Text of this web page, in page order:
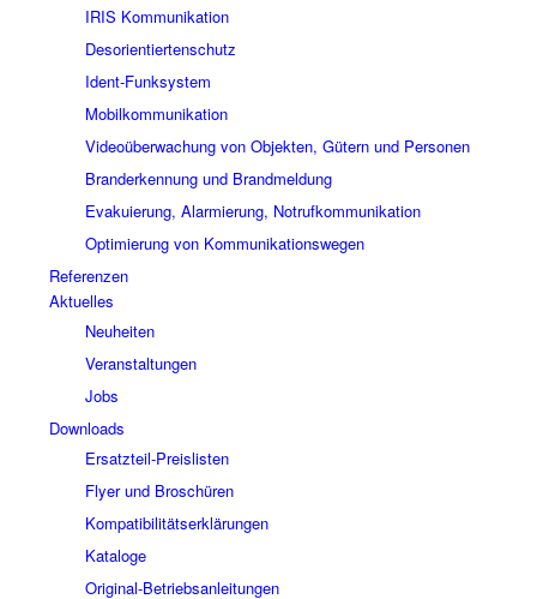
IRIS Kommunikation
Desorientiertenschutz
Ident-Funksystem
Mobilkommunikation
Videoüberwachung von Objekten, Gütern und Personen
Branderkennung und Brandmeldung
Evakuierung, Alarmierung, Notrufkommunikation
Optimierung von Kommunikationswegen
Referenzen
Aktuelles
Neuheiten
Veranstaltungen
Jobs
Downloads
Ersatzteil-Preislisten
Flyer und Broschüren
Kompatibilitätserklärungen
Kataloge
Original-Betriebsanleitungen